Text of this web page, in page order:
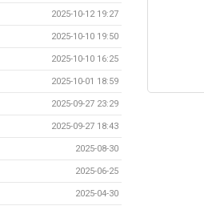
2025-10-12 19:27
2025-10-10 19:50
2025-10-10 16:25
2025-10-01 18:59
2025-09-27 23:29
2025-09-27 18:43
2025-08-30
2025-06-25
2025-04-30